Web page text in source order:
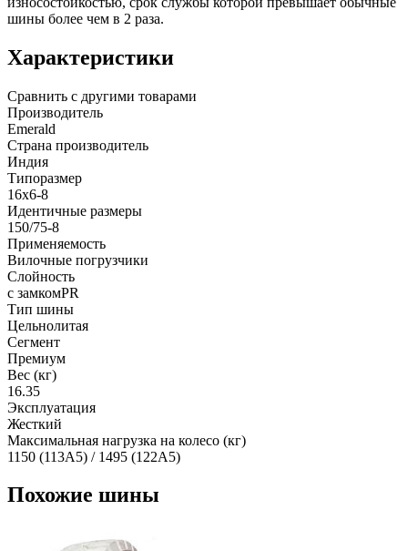
шины более чем в 2 раза.
Характеристики
Сравнить с другими товарами
Производитель
Emerald
Страна производитель
Индия
Типоразмер
16x6-8
Идентичные размеры
150/75-8
Применяемость
Вилочные погрузчики
Слойность
с замкомPR
Тип шины
Цельнолитая
Сегмент
Премиум
Вес (кг)
16.35
Эксплуатация
Жесткий
Максимальная нагрузка на колесо (кг)
1150 (113A5) / 1495 (122A5)
Похожие шины